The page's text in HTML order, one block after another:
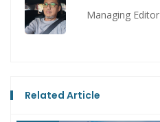
Managing Editor
Related Article